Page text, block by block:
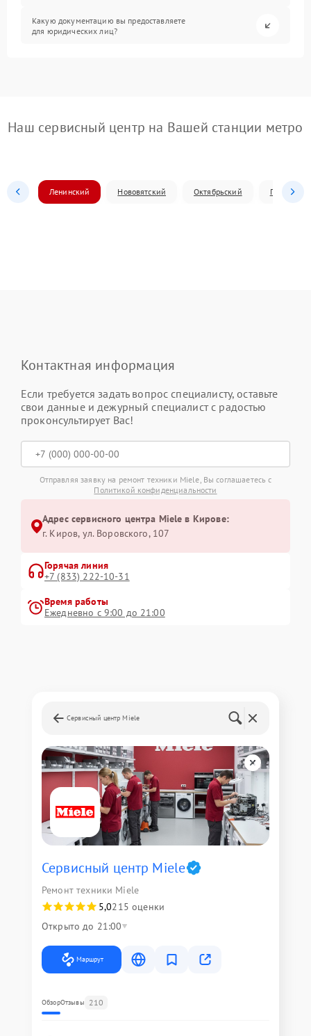
Какую документацию вы предоставляете
для юридических лиц?
Наш сервисный центр на Вашей станции метро
Ленинский Нововятский Октябрьский
Контактная информация
Если требуется задать вопрос специалисту, оставьте
свои данные и дежурный специалист с радостью
проконсультирует Вас!
Отправляя заявку на ремонт техники Miele, Вы соглашаетесь с
Политикой конфиденциальности
Адрес сервисного центра Miele в Кирове:
г. Киров, ул. Воровского, 107
Горячая линия
+7 (833) 222-10-31
Время работы
Ежедневно с 9:00 до 21:00
Сервисный центр Miele
Сервисный центр Miele
Ремонт техники Miele
5,0215 оценки
Открыто до 21:00
Маршрут
ОбзорОтзывы 210